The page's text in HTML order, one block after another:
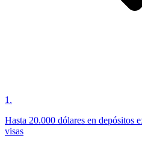
1 .
Hasta 20.000 dólares en depósitos
visas